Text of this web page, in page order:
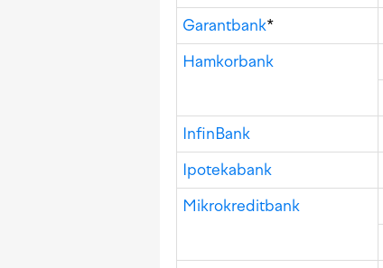
Garantbank*
Hamkorbank
InfinBank
Ipotekabank
Mikrokreditbank